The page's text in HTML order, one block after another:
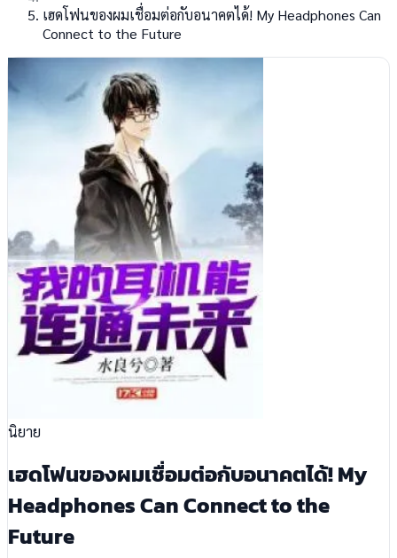
เฮดโฟนของผมเชื่อมต่อกับอนาคตได้! My Headphones Can
Connect to the Future
นิยาย
เฮดโฟนของผมเชื่อมต่อกับอนาคตได้! My
Headphones Can Connect to the
Future